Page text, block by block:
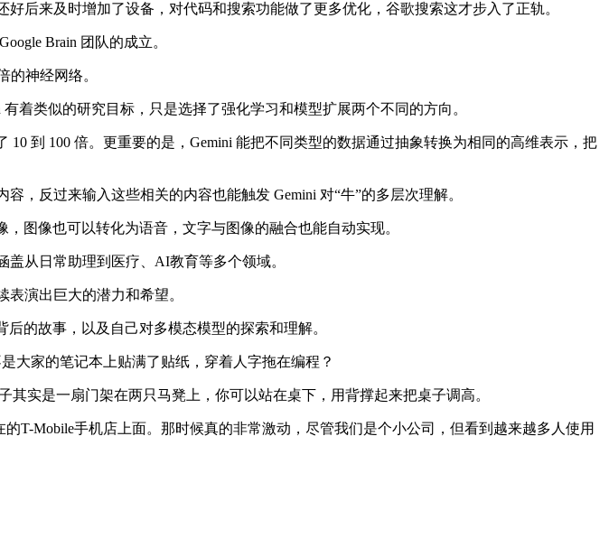
来及时增加了设备，对代码和搜索功能做了更多优化，谷歌搜索这才步入了正轨。
Brain 团队的成立。
神经网络。
着类似的研究目标，只是选择了强化学习和模型扩展两个不同的方向。
到 100 倍。更重要的是，Gemini 能把不同类型的数据通过抽象转换为相同的高维表示，把
反过来输入这些相关的内容也能触发 Gemini 对“牛”的多层次理解。
像也可以转化为语音，文字与图像的融合也能自动实现。
从日常助理到医疗、AI教育等多个领域。
演出巨大的潜力和希望。
的故事，以及自己对多模态模型的探索和理解。
大家的笔记本上贴满了贴纸，穿着人字拖在编程？
实是一扇门架在两只马凳上，你可以站在桌下，用背撑起来把桌子调高。
Mobile手机店上面。那时候真的非常激动，尽管我们是个小公司，但看到越来越多人使用